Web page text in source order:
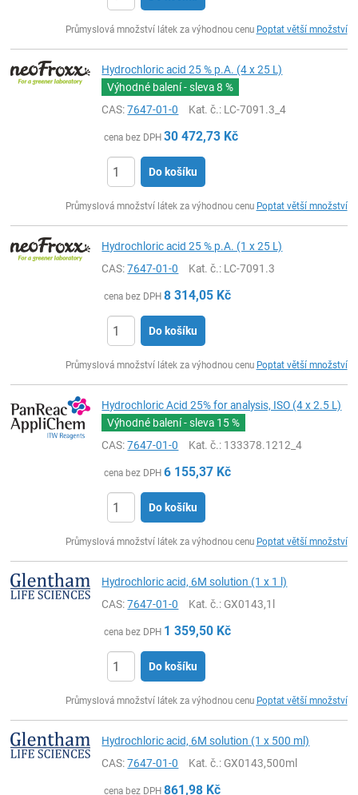
Průmyslová množství látek za výhodnou cenu Poptat větší množství
Hydrochloric acid 25 % p.A. (4 x 25 L)
Výhodné balení - sleva8 %
CAS:7647-01-0 Kat. č.: LC-7091.3_4
cena bez DPH 30 472,73 Kč
Do košíku
Průmyslová množství látek za výhodnou cenu Poptat větší množství
Hydrochloric acid 25 % p.A. (1 x 25 L)
CAS:7647-01-0 Kat. č.: LC-7091.3
cena bez DPH 8 314,05 Kč
Do košíku
Průmyslová množství látek za výhodnou cenu Poptat větší množství
Hydrochloric Acid 25% for analysis, ISO (4 x 2.5 L)
Výhodné balení - sleva 15 %
CAS:7647-01-0 Kat. č.: 133378.1212_4
cena bez DPH 6 155,37 Kč
Do košíku
Průmyslová množství látek za výhodnou cenu Poptat větší množství
Hydrochloric acid, 6M solution (1 x 1 l)
CAS:7647-01-0 Kat. č.: GX0143,1l
cena bez DPH 1 359,50 Kč
Do košíku
Průmyslová množství látek za výhodnou cenu Poptat větší množství
Hydrochloric acid, 6M solution (1 x 500 ml)
CAS:7647-01-0 Kat. č.: GX0143,500ml
cena bez DPH 861,98 Kč